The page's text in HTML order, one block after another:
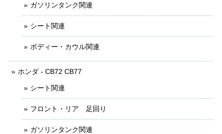
ガソリンタンク関連
シート関連
ボディー・カウル関連
ホンダ - CB72 CB77
シート関連
フロント・リア 足回り
ガソリンタンク関連